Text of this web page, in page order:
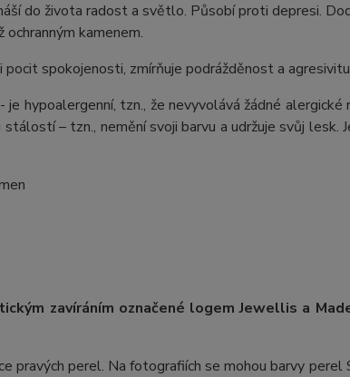
do života radost a světlo. Působí proti depresi.
kamenem.
spokojenosti, zmírňuje podrážděnost a
hypoalergenní, tzn., že nevyvolává žádné alergické
– tzn., nemění svoji barvu a udržuje svůj lesk.
zavíráním označené logem Jewellis a
pravých perel. Na fotografiích se mohou barvy perel